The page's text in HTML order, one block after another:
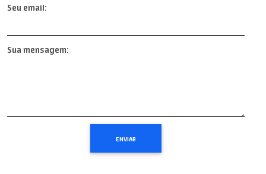
Seu email:
Sua mensagem: